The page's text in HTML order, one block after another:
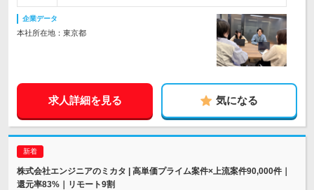
企業データ
本社所在地：東京都
求人詳細を見る 気になる
株式会社エンジニアのミカタ | 高単価プライム案件×上流案件90,000件｜
還元率83%｜リモート9割